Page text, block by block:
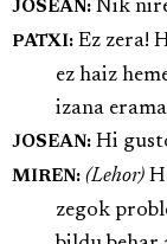
JOSEAN: Nik
PATXI: Ez zera!
ez haiz
izana
JOSEAN: Hi
MIREN: (Lehor)
zegok